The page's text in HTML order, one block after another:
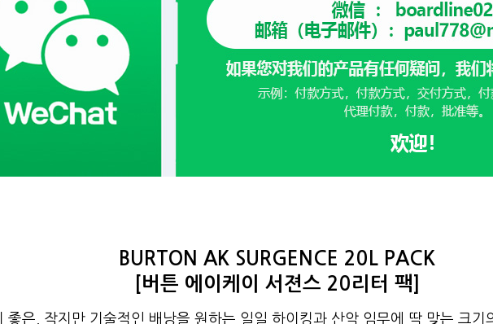
BURTON AK SURGENCE 20L PACK
[버튼 에이케이 서젼스 20리터 팩]
좋은, 작지만 기술적인 배낭을 원하는 일일 하이킹과 산악 임무에 딱 맞는 크기